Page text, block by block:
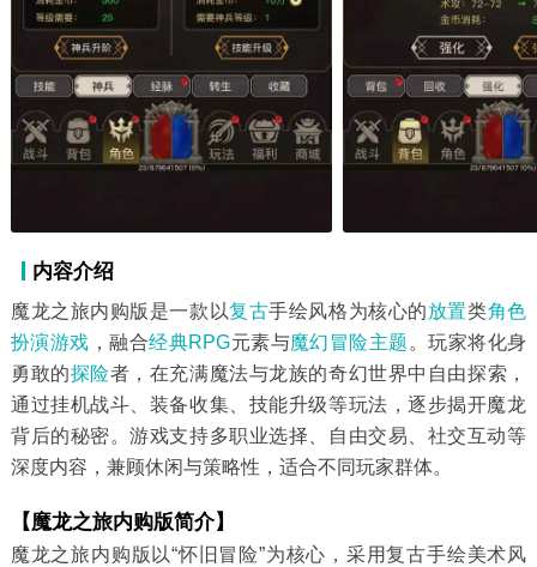
内容介绍
魔龙之旅内购版是一款以复古手绘风格为核心的放置类角色
扮演游戏 ，融合经典RPG元素与魔幻 冒险主题 。玩家将化身
勇敢的探险者，在充满魔法与龙族的奇幻世界中自由探索，
通过挂机战斗、装备收集、技能升级等玩法，逐步揭开魔龙
背后的秘密。游戏支持多职业选择、自由交易、社交互动等
深度内容，兼顾休闲与策略性，适合不同玩家群体。
【魔龙之旅内购版简介】
魔龙之旅内购版以“怀旧冒险”为核心，采用复古手绘美术风